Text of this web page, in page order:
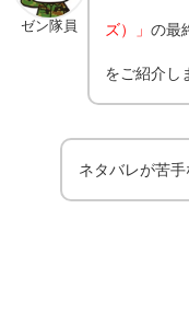
ゼン隊員 ズ）」の最
をご紹介し
ネタバレが苦手